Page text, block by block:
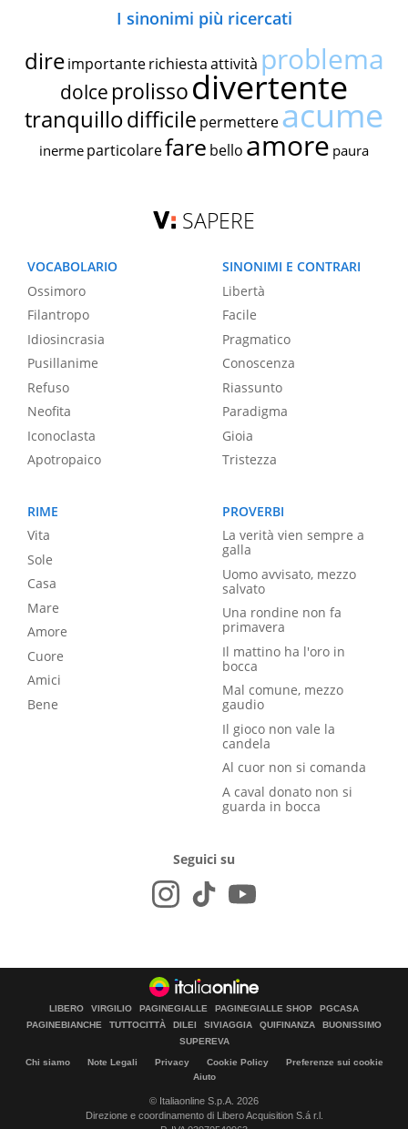
I sinonimi più ricercati
dire importante richiestaattività problema
dolce prolissodivertente
tranquillodifficile permettereacume
inerme particolarefare bello amore paura
SAPERE
VOCABOLARIO
Ossimoro
Filantropo
Idiosincrasia
Pusillanime
Refuso
Neofita
Iconoclasta
Apotropaico
SINONIMI E CONTRARI
Libertà
Facile
Pragmatico
Conoscenza
Riassunto
Paradigma
Gioia
Tristezza
RIME
Vita
Sole
Casa
Mare
Amore
Cuore
Amici
Bene
PROVERBI
La verità vien sempre a
galla
Uomo avvisato, mezzo
salvato
Una rondine non fa
primavera
Il mattino ha l'oro in
bocca
Mal comune, mezzo
gaudio
Il gioco non vale la
candela
Al cuor non si comanda
A caval donato non si
guarda in bocca
Seguici su
LIBERO VIRGILIO PAGINEGIALLE PAGINEGIALLE SHOP
PGCASA
PAGINEBIANCHE
TUTTOCITTÀ DILEI SIVIAGGIA QUIFINANZA
BUONISSIMO
SUPEREVA
Chi siamo Note Legali Privacy Cookie Policy
Preferenze sui cookie
Aiuto
© Italiaonline S.p.A. 2026
Direzione e coordinamento di Libero Acquisition S.á r.l.